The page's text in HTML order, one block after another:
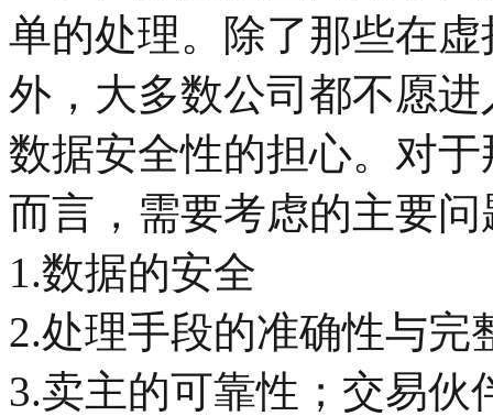
单的处理。除了那些在
外，大多数公司都不愿
数据安全性的担心。对
而言，需要考虑的主要问
1.数据的安全
2.处理手段的准确性与完
3.卖主的可靠性；交易伙